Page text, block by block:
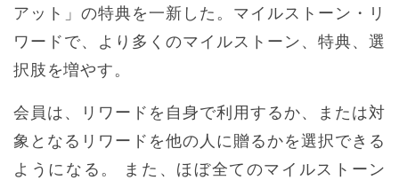
アット」の特典を一新した。マイルストーン・リ
ワードで、より多くのマイルストーン、特典、選
択肢を増やす。
会員は、リワードを自身で利用するか、または対
象となるリワードを他の人に贈るかを選択できる
ようになる。 また、ほぼ全てのマイルストーン